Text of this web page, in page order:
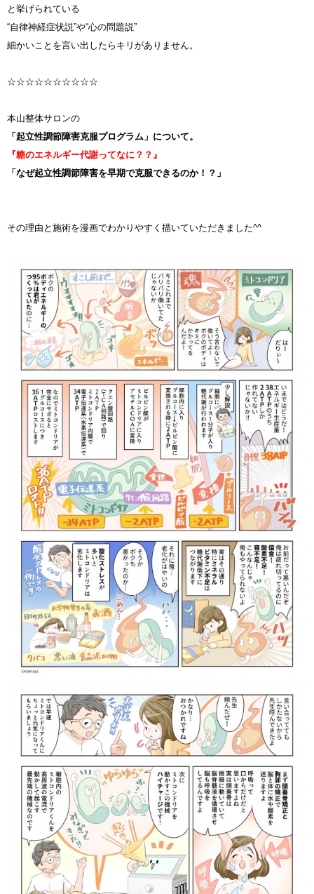
と挙げられている
“自律神経症状説”や“心の問題説”
細かいことを言い出したらキリがありません。
☆☆☆☆☆☆☆☆☆☆
本山整体サロンの
「起立性調節障害克服プログラム」について。
『糖のエネルギー代謝ってなに？？』
「なぜ起立性調節障害を早期で克服できるのか！？」
その理由と施術を漫画でわかりやすく描いていただきました^^